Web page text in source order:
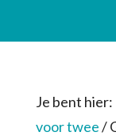
Je bent hier:
voor twee/